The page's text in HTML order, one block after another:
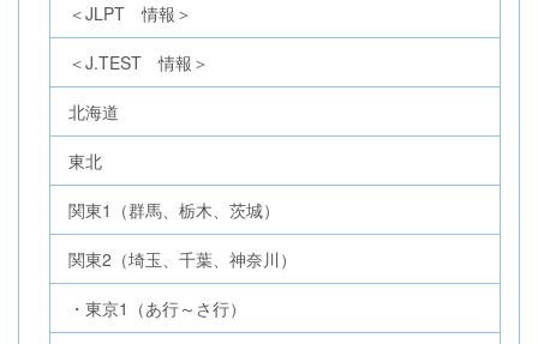
＜JLPT 情報＞
＜J.TEST 情報＞
北海道
東北
関東1（群馬、栃木、茨城）
関東2（埼玉、千葉、神奈川）
・東京1（あ行～さ行）